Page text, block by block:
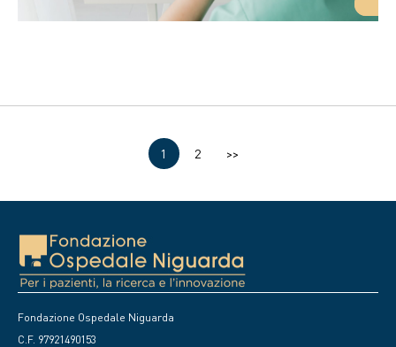
Pagina
1 Pagina
2 >>
Fondazione Ospedale Niguarda
C.F. 97921490153